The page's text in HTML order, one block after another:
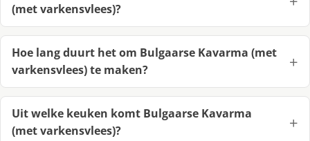
(met varkensvlees)?
Hoe lang duurt het om Bulgaarse Kavarma (met
varkensvlees) te maken?
Uit welke keuken komt Bulgaarse Kavarma
(met varkensvlees)?